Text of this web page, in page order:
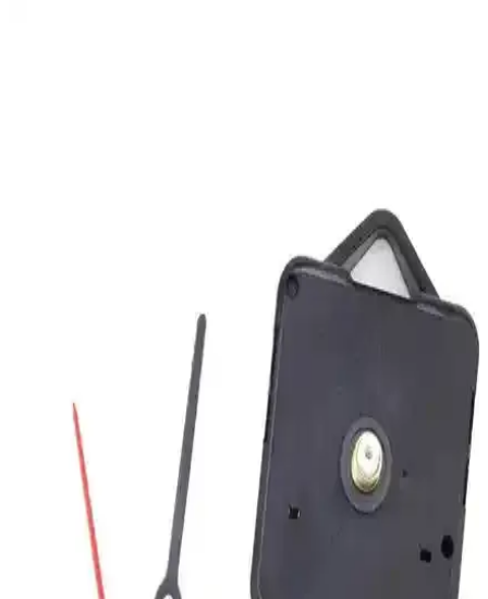
Saati Şık ve Dayanıklı Tasarım Özellikleri
27 cm çapında, dayanıklı cam ve sessiz mekanizmasıyla estetik ve
fonksiyonel Saban duvar saati, kolay montaj ve temizlik
Carven Duvar Saati: Sessiz Çalışma ve Modern
Tasarım ile Şık Dekoratif Seçenek
Carven duvar saati, sessiz mekanizması ve modern tasarımıyla öne
çıkar. Dayanıklı yapısı ve şık görünümüyle çeşitli iç mekanlara
uyum sağlar, yüksek müşteri memnuniyeti ile tercih edilir.
Saban Çap 27cm Bronz El Dekoratif Cam Duvar
Saati Ev ve Ofis İçin Şık Tasarım
Saban Çap 27cm bronz el dekoratif cam duvar saati, estetik ve
dayanıklı tasarımıyla ev ve ofis dekorasyonunuza şıklık katıyor,
sessiz çalışmasıyla kullanım konforu sunuyor.